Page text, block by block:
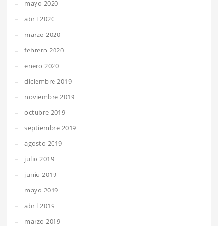
mayo 2020
abril 2020
marzo 2020
febrero 2020
enero 2020
diciembre 2019
noviembre 2019
octubre 2019
septiembre 2019
agosto 2019
julio 2019
junio 2019
mayo 2019
abril 2019
marzo 2019